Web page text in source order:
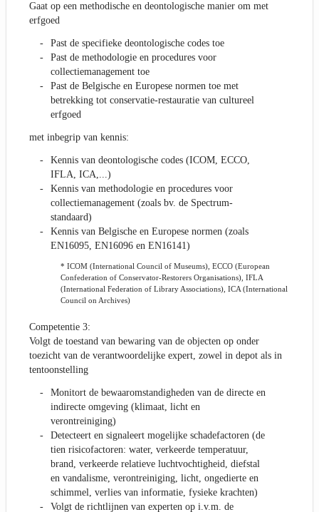
Gaat op een methodische en deontologische manier om met
erfgoed
Past de specifieke deontologische codes toe
Past de methodologie en procedures voor
collectiemanagement toe
Past de Belgische en Europese normen toe met
betrekking tot conservatie-restauratie van cultureel
erfgoed
met inbegrip van kennis:
Kennis van deontologische codes (ICOM, ECCO,
IFLA, ICA,...)
Kennis van methodologie en procedures voor
collectiemanagement (zoals bv. de Spectrum-
standaard)
Kennis van Belgische en Europese normen (zoals
EN16095, EN16096 en EN16141)
* ICOM (International Council of Museums), ECCO (European
Confederation of Conservator-Restorers Organisations), IFLA
(International Federation of Library Associations), ICA (International
Council on Archives)
Competentie 3:
Volgt de toestand van bewaring van de objecten op onder
toezicht van de verantwoordelijke expert, zowel in depot als in
tentoonstelling
Monitort de bewaaromstandigheden van de directe en
indirecte omgeving (klimaat, licht en
verontreiniging)
Detecteert en signaleert mogelijke schadefactoren (de
tien risicofactoren: water, verkeerde temperatuur,
brand, verkeerde relatieve luchtvochtigheid, diefstal
en vandalisme, verontreiniging, licht, ongedierte en
schimmel, verlies van informatie, fysieke krachten)
Volgt de richtlijnen van experten op i.v.m. de